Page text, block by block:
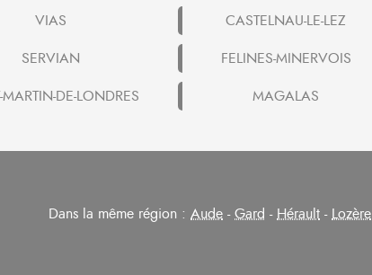
VIAS CASTELNAU-LE-LEZ
SERVIAN FELINES-MINERVOIS
DE-LONDRES MAGALAS
Dans la même région : Aude -Gard -Hérault -Lozère